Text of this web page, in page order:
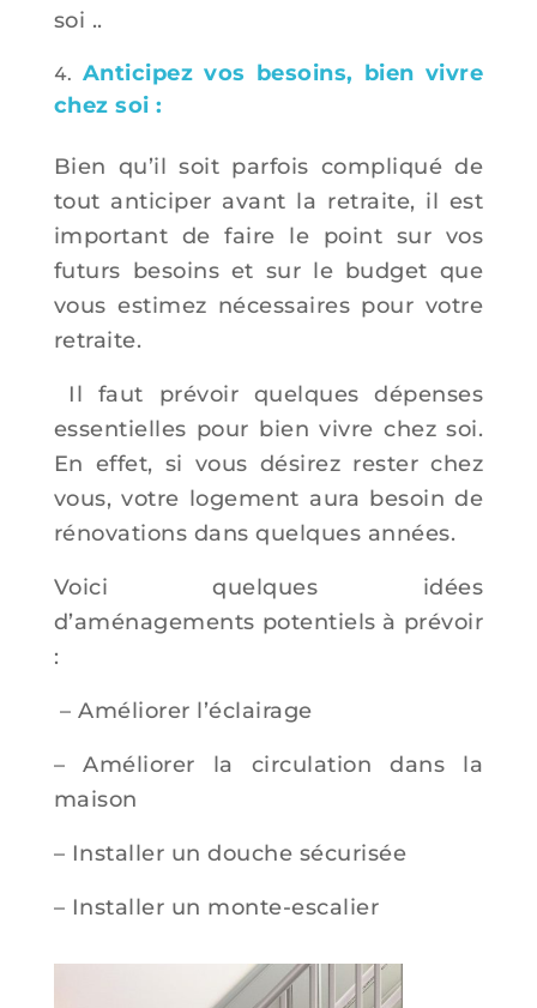
soi ..
Anticipez vos besoins, bien vivre
chez soi :
Bien qu’il soit parfois compliqué de
tout anticiper avant la retraite, il est
important de faire le point sur vos
futurs besoins et sur le budget que
vous estimez nécessaires pour votre
retraite.
Il faut prévoir quelques dépenses
essentielles pour bien vivre chez soi.
En effet, si vous désirez rester chez
vous, votre logement aura besoin de
rénovations dans quelques années.
Voici quelques idées
d’aménagements potentiels à prévoir
:
– Améliorer l’éclairage
– Améliorer la circulation dans la
maison
– Installer un douche sécurisée
– Installer un monte-escalier